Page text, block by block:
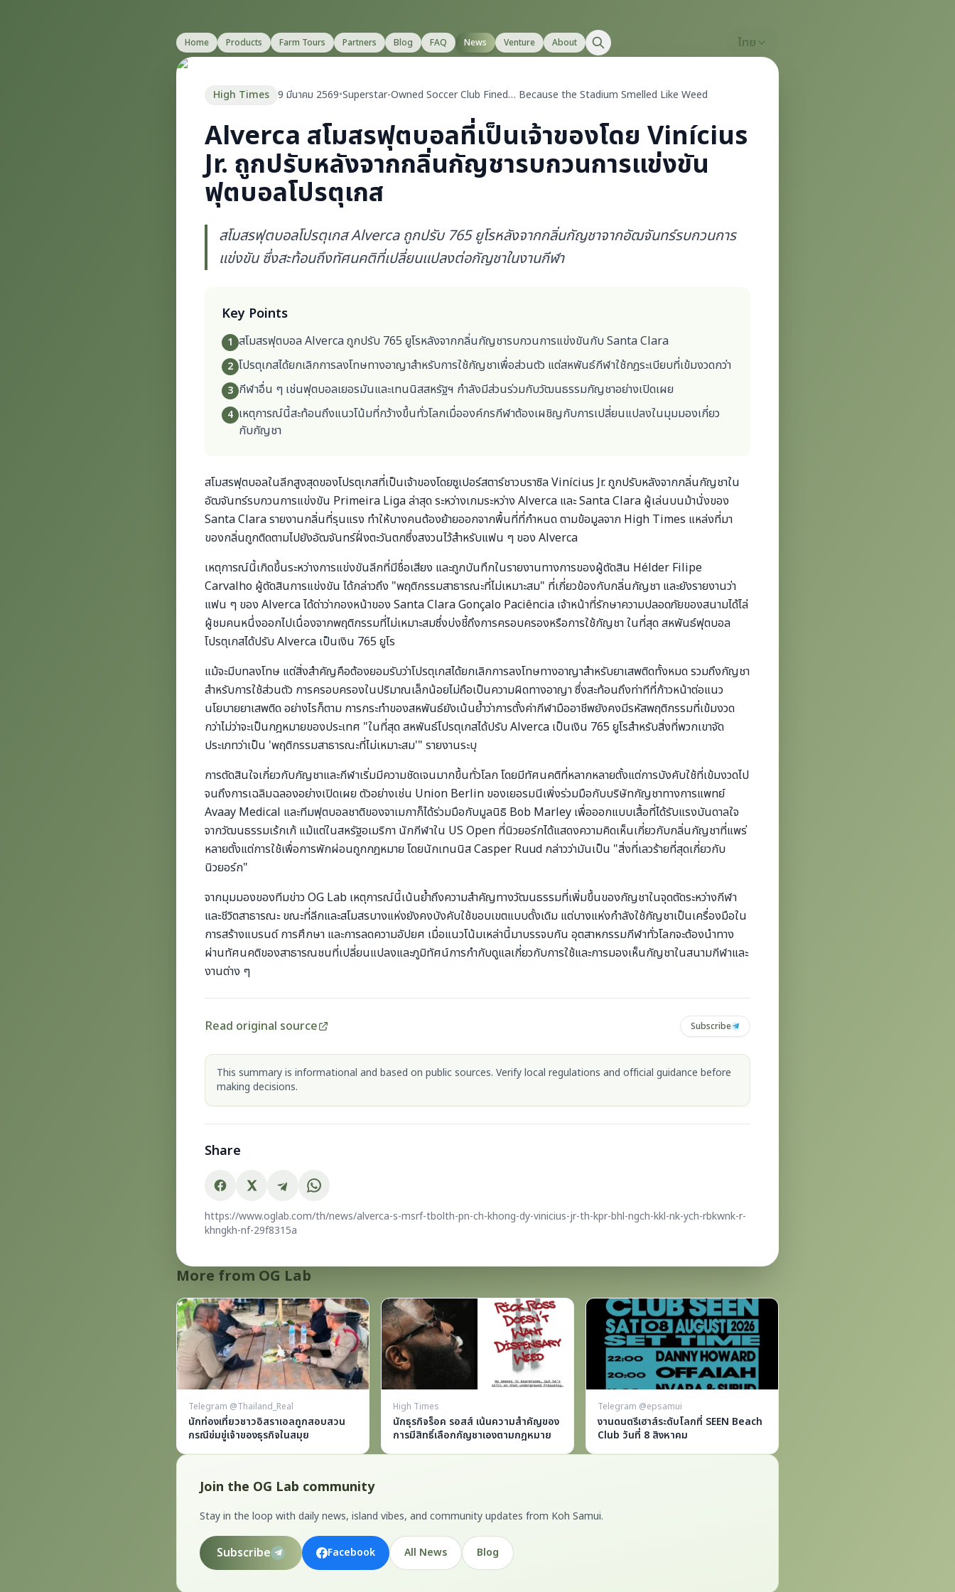
Home Products Farm Tours Partners Blog FAQ News Venture About ไทย
High Times 9 มีนาคม 2569•Superstar-Owned Soccer Club Fined… Because the Stadium Smelled Like Weed
Alverca สโมสรฟุตบอลที่เป็นเจ้าของโดย Vinícius
Jr. ถูกปรับหลังจากกลิ่นกัญชารบกวนการแข่งขัน
ฟุตบอลโปรตุเกส
สโมสรฟุตบอลโปรตุเกส Alverca ถูกปรับ 765 ยูโรหลังจากกลิ่นกัญชาจากอัฒจันทร์รบกวนการ
แข่งขัน ซึ่งสะท้อนถึงทัศนคติที่เปลี่ยนแปลงต่อกัญชาในงานกีฬา
Key Points
1 สโมสรฟุตบอล Alverca ถูกปรับ 765 ยูโรหลังจากกลิ่นกัญชารบกวนการแข่งขันกับ Santa Clara
2 โปรตุเกสได้ยกเลิกการลงโทษทางอาญาสำหรับการใช้กัญชาเพื่อส่วนตัว แต่สหพันธ์กีฬาใช้กฎระเบียบที่เข้มงวดกว่า
3 กีฬาอื่น ๆ เช่นฟุตบอลเยอรมันและเทนนิสสหรัฐฯ กำลังมีส่วนร่วมกับวัฒนธรรมกัญชาอย่างเปิดเผย
4 เหตุการณ์นี้สะท้อนถึงแนวโน้มที่กว้างขึ้นทั่วโลกเมื่อองค์กรกีฬาต้องเผชิญกับการเปลี่ยนแปลงในมุมมองเกี่ยว
กับกัญชา
สโมสรฟุตบอลในลีกสูงสุดของโปรตุเกสที่เป็นเจ้าของโดยซูเปอร์สตาร์ชาวบราซิล Vinícius Jr. ถูกปรับหลังจากกลิ่นกัญชาใน
อัฒจันทร์รบกวนการแข่งขัน Primeira Liga ล่าสุด ระหว่างเกมระหว่าง Alverca และ Santa Clara ผู้เล่นบนม้านั่งของ
Santa Clara รายงานกลิ่นที่รุนแรง ทำให้บางคนต้องย้ายออกจากพื้นที่ที่กำหนด ตามข้อมูลจาก High Times แหล่งที่มา
ของกลิ่นถูกติดตามไปยังอัฒจันทร์ฝั่งตะวันตกซึ่งสงวนไว้สำหรับแฟน ๆ ของ Alverca
เหตุการณ์นี้เกิดขึ้นระหว่างการแข่งขันลีกที่มีชื่อเสียง และถูกบันทึกในรายงานทางการของผู้ตัดสิน Hélder Filipe
Carvalho ผู้ตัดสินการแข่งขัน ได้กล่าวถึง "พฤติกรรมสาธารณะที่ไม่เหมาะสม" ที่เกี่ยวข้องกับกลิ่นกัญชา และยังรายงานว่า
แฟน ๆ ของ Alverca ได้ด่าว่ากองหน้าของ Santa Clara Gonçalo Paciência เจ้าหน้าที่รักษาความปลอดภัยของสนามได้ไล่
ผู้ชมคนหนึ่งออกไปเนื่องจากพฤติกรรมที่ไม่เหมาะสมซึ่งบ่งชี้ถึงการครอบครองหรือการใช้กัญชา ในที่สุด สหพันธ์ฟุตบอล
โปรตุเกสได้ปรับ Alverca เป็นเงิน 765 ยูโร
แม้จะมีบทลงโทษ แต่สิ่งสำคัญคือต้องยอมรับว่าโปรตุเกสได้ยกเลิกการลงโทษทางอาญาสำหรับยาเสพติดทั้งหมด รวมถึงกัญชา
สำหรับการใช้ส่วนตัว การครอบครองในปริมาณเล็กน้อยไม่ถือเป็นความผิดทางอาญา ซึ่งสะท้อนถึงท่าทีที่ก้าวหน้าต่อแนว
นโยบายยาเสพติด อย่างไรก็ตาม การกระทำของสหพันธ์ยังเน้นย้ำว่าการตั้งค่ากีฬามืออาชีพยังคงมีรหัสพฤติกรรมที่เข้มงวด
กว่าไม่ว่าจะเป็นกฎหมายของประเทศ "ในที่สุด สหพันธ์โปรตุเกสได้ปรับ Alverca เป็นเงิน 765 ยูโรสำหรับสิ่งที่พวกเขาจัด
ประเภทว่าเป็น 'พฤติกรรมสาธารณะที่ไม่เหมาะสม'" รายงานระบุ
การตัดสินใจเกี่ยวกับกัญชาและกีฬาเริ่มมีความชัดเจนมากขึ้นทั่วโลก โดยมีทัศนคติที่หลากหลายตั้งแต่การบังคับใช้ที่เข้มงวดไป
จนถึงการเฉลิมฉลองอย่างเปิดเผย ตัวอย่างเช่น Union Berlin ของเยอรมนีเพิ่งร่วมมือกับบริษัทกัญชาทางการแพทย์
Avaay Medical และทีมฟุตบอลชาติของจาเมกาก็ได้ร่วมมือกับมูลนิธิ Bob Marley เพื่อออกแบบเสื้อที่ได้รับแรงบันดาลใจ
จากวัฒนธรรมเร้กเก้ แม้แต่ในสหรัฐอเมริกา นักกีฬาใน US Open ที่นิวยอร์กได้แสดงความคิดเห็นเกี่ยวกับกลิ่นกัญชาที่แพร่
หลายตั้งแต่การใช้เพื่อการพักผ่อนถูกกฎหมาย โดยนักเทนนิส Casper Ruud กล่าวว่ามันเป็น "สิ่งที่เลวร้ายที่สุดเกี่ยวกับ
นิวยอร์ก"
จากมุมมองของทีมข่าว OG Lab เหตุการณ์นี้เน้นย้ำถึงความสำคัญทางวัฒนธรรมที่เพิ่มขึ้นของกัญชาในจุดตัดระหว่างกีฬา
และชีวิตสาธารณะ ขณะที่ลีกและสโมสรบางแห่งยังคงบังคับใช้ขอบเขตแบบดั้งเดิม แต่บางแห่งกำลังใช้กัญชาเป็นเครื่องมือใน
การสร้างแบรนด์ การศึกษา และการลดความอัปยศ เมื่อแนวโน้มเหล่านี้มาบรรจบกัน อุตสาหกรรมกีฬาทั่วโลกจะต้องนำทาง
ผ่านทัศนคติของสาธารณชนที่เปลี่ยนแปลงและภูมิทัศน์การกำกับดูแลเกี่ยวกับการใช้และการมองเห็นกัญชาในสนามกีฬาและ
งานต่าง ๆ
Read original source Subscribe
This summary is informational and based on public sources. Verify local regulations and official guidance before
making decisions.
Share
https://www.oglab.com/th/news/alverca-s-msrf-tbolth-pn-ch-khong-dy-vinicius-jr-th-kpr-bhl-ngch-kkl-nk-ych-rbkwnk-r-
khngkh-nf-29f8315a
More from OG Lab
Telegram @Thailand_Real
นักท่องเที่ยวชาวอิสราเอลถูกสอบสวน
กรณีข่มขู่เจ้าของธุรกิจในสมุย
High Times
นักธุรกิจร็อค รอสส์ เน้นความสำคัญของ
การมีสิทธิ์เลือกกัญชาเองตามกฎหมาย
Telegram @epsamui
งานดนตรีเฮาส์ระดับโลกที่ SEEN Beach
Club วันที่ 8 สิงหาคม
Join the OG Lab community
Stay in the loop with daily news, island vibes, and community updates from Koh Samui.
Subscribe Facebook All News Blog